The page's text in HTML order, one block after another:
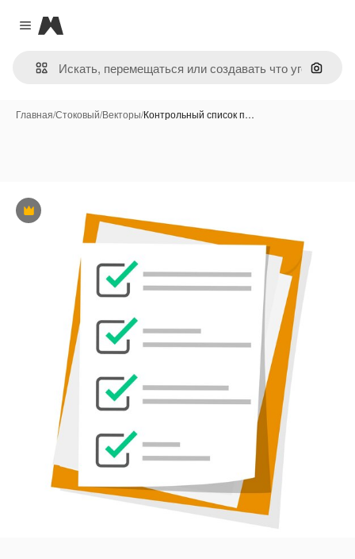
Close menu
Magnific
Поиск
Главная/Стоковый/Векторы/Контрольный список п…
Премиум